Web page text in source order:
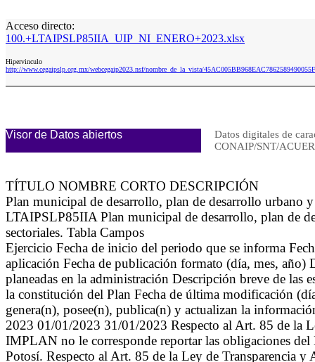
Acceso directo:
100.+LTAIPSLP85IIA_UIP_NI_ENERO+2023.xlsx
Hipervinculo
http://www.cegaipslp.org.mx/webcegaip2023.nsf/nombre_de_la_vista/
Visor de Datos abiertos
Datos digitales de
CONAIP/SNT/
TÍTULO NOMBRE CORTO DESCRIPCIÓN
Plan municipal de desarrollo, plan de desarrollo urbano
LTAIPSLP85IIA Plan municipal de desarrollo, plan de
sectoriales. Tabla Campos
Ejercicio Fecha de inicio del periodo que se informa
aplicación Fecha de publicación formato (día, mes, año)
planeadas en la administración Descripción breve de las
la constitución del Plan Fecha de última modificación
genera(n), posee(n), publica(n) y actualizan la
2023 01/01/2023 31/01/2023 Respecto al Art. 85 de la
IMPLAN no le corresponde reportar las obligaciones
Potosí. Respecto al Art. 85 de la Ley de Transparencia